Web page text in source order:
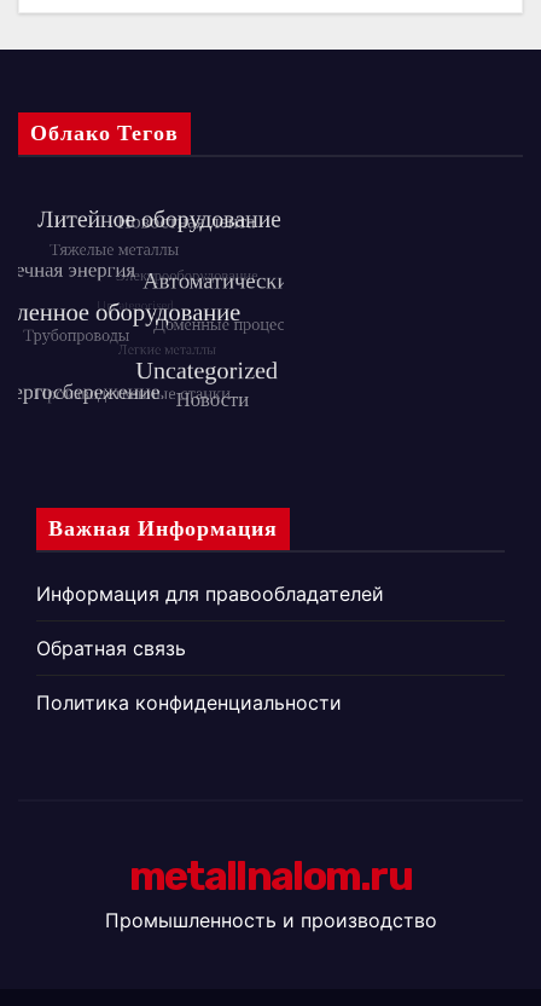
Облако Тегов
Важная Информация
Информация для правообладателей
Обратная связь
Политика конфиденциальности
metallnalom.ru
Промышленность и производство